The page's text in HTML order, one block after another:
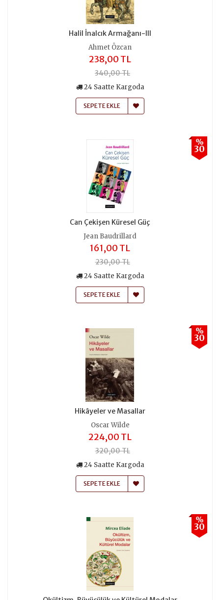
Halil İnalcık Armağanı-III
Ahmet Özcan
238,00 TL
340,00 TL
24 Saatte Kargoda
SEPETE EKLE
%
30
Can Çekişen Küresel Güç
Jean Baudrillard
161,00 TL
230,00 TL
24 Saatte Kargoda
SEPETE EKLE
%
30
Hikâyeler ve Masallar
Oscar Wilde
224,00 TL
320,00 TL
24 Saatte Kargoda
SEPETE EKLE
%
30